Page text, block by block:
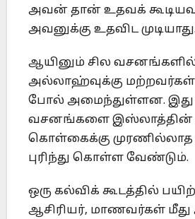
அவன் தான் உதவக்
அவனுக்கு உதவிட முடியாது.
ஆயினும் சில
அல்லாஹ்வுக்கு மற்றவர்கள்
போல் அமைந்துள்ளன.
வசனங்களை இஸ்லாத்தின்
கொள்கைக்கு
புரிந்து கொள்ள வேண்டும்.
ஒரு கல்விக் கூடத்தில்
ஆசிரியர், மாணவர்கள்